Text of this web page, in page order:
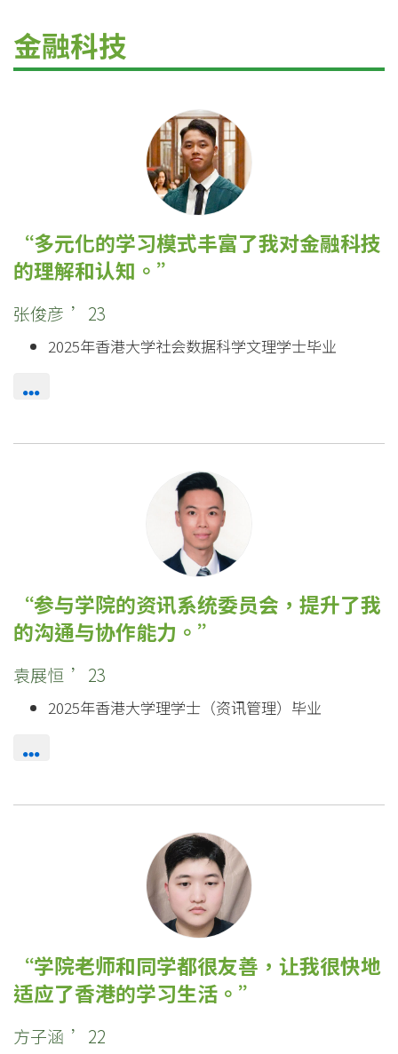
金融科技
多元化的学习模式丰富了我对金融科技
的理解和认知。
张俊彦 ’23
2025年香港大学社会数据科学文理学士毕业
参与学院的资讯系统委员会，提升了我
的沟通与协作能力。
袁展恒 ’23
2025年香港大学理学士（资讯管理）毕业
学院老师和同学都很友善，让我很快地
适应了香港的学习生活。
方子涵 ’22